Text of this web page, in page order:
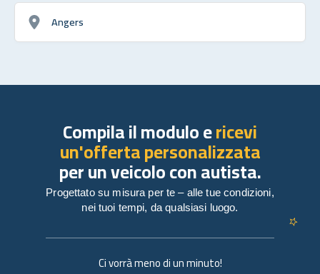
Angers
Ci vorrà meno di un minuto!
Compila il modulo ericevi
un'offerta personalizzata
per un veicolo con autista.
Progettato su misura per te – alle tue condizioni,
nei tuoi tempi, da qualsiasi luogo.